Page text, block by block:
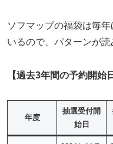
ソフマップの福袋は毎
いるので、パターンが
【過去3年間の予約開始
年度
抽選受付開
始日